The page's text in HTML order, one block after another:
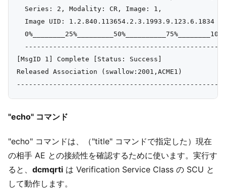
  Series: 2, Modality: CR, Image: 1,
  Image UID: 1.2.840.113654.2.3.1993.9.123.6.1834
  0%________25%_________50%__________75%________100%
  --------------------------------------------------
[MsgID 1] Complete [Status: Success]
Released Association (swallow:2001,ACME1)
"echo" コマンド
"echo" コマンドは、（"title" コマンドで指定した）現在
の相手 AE との接続性を確認するために使います。実行す
ると、 dcmqrti は Verification Service Class の SCU と
して動作します。